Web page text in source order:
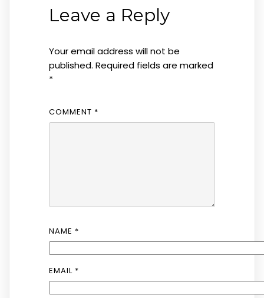
Leave a Reply
Your email address will not be
published. Required fields are marked
*
COMMENT *
NAME *
EMAIL *